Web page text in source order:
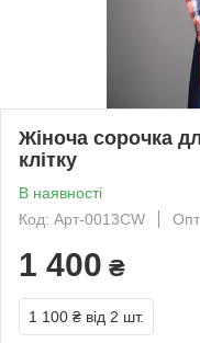
Жіноча сорочка
клітку
В наявності
Код: Арт-0013СW
Опт
1 400 ₴
1 100 ₴ від 2 шт.